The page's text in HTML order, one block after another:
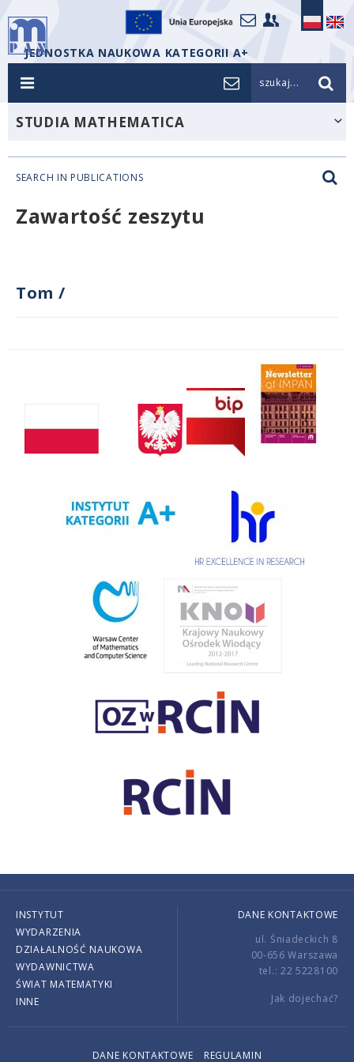
JEDNOSTKA NAUKOWA KATEGORII A+
szukaj...
STUDIA MATHEMATICA
SEARCH IN PUBLICATIONS
Zawartość zeszytu
Tom /
INSTYTUT
WYDARZENIA
DZIAŁALNOŚĆ NAUKOWA
WYDAWNICTWA
ŚWIAT MATEMATYKI
INNE
DANE KONTAKTOWE
ul. Śniadeckich 8
00-656 Warszawa
tel.: 22 5228100
Jak dojechać?
DANE KONTAKTOWE REGULAMIN